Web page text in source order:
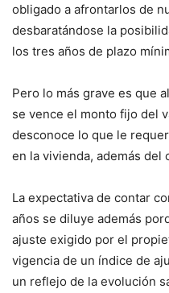
obligado a afrontarlos de
desbaratándose la
los tres años de plazo
Pero lo más grave es que
se vence el monto fijo del
desconoce lo que le
en la vivienda, además del
La expectativa de contar
años se diluye además
ajuste exigido por el
vigencia de un índice de
un reflejo de la evolución